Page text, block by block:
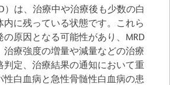
）は、治療中や治療後も少数の白
内に残っている状態です。これら
原因となる可能性があり、MRD
治療強度の増量や減量などの治療
判定、治療結果の通知において重
白血病と急性骨髄性白血病の患